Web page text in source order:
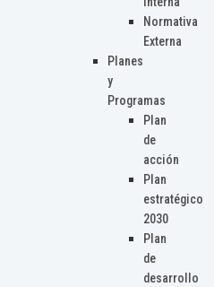
Normativa
Externa
Planes
y
Programas
Plan
de
acción
Plan
estratégico
2030
Plan
de
desarrollo